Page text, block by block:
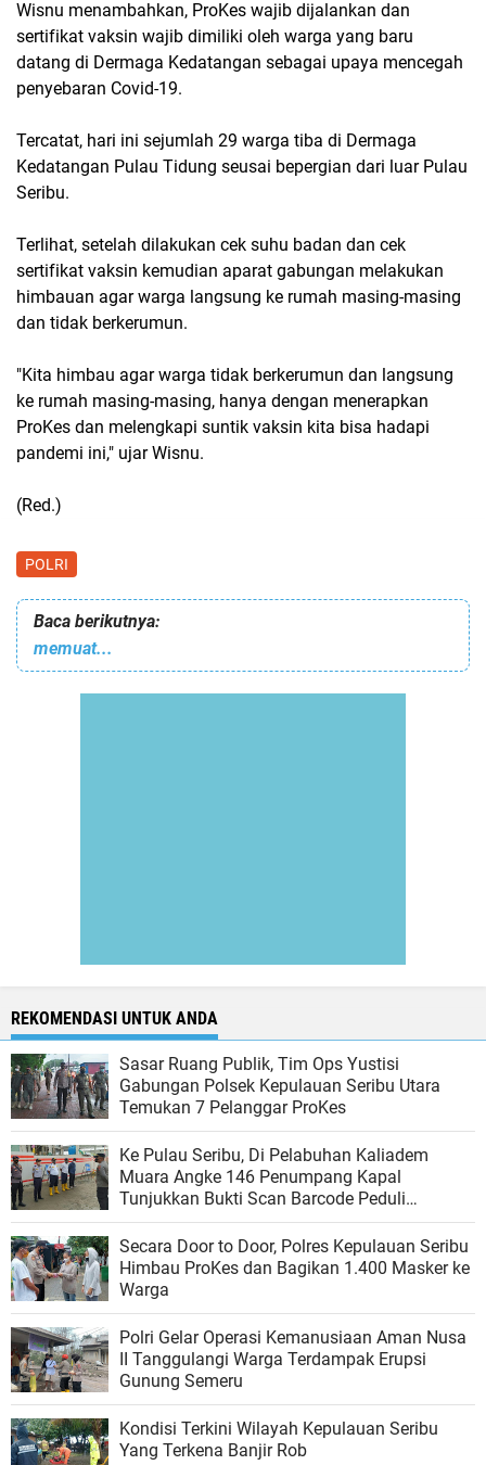
Wisnu menambahkan, ProKes wajib dijalankan dan
sertifikat vaksin wajib dimiliki oleh warga yang baru
datang di Dermaga Kedatangan sebagai upaya mencegah
penyebaran Covid-19.
Tercatat, hari ini sejumlah 29 warga tiba di Dermaga
Kedatangan Pulau Tidung seusai bepergian dari luar Pulau
Seribu.
Terlihat, setelah dilakukan cek suhu badan dan cek
sertifikat vaksin kemudian aparat gabungan melakukan
himbauan agar warga langsung ke rumah masing-masing
dan tidak berkerumun.
"Kita himbau agar warga tidak berkerumun dan langsung
ke rumah masing-masing, hanya dengan menerapkan
ProKes dan melengkapi suntik vaksin kita bisa hadapi
pandemi ini," ujar Wisnu.
(Red.)
POLRI
Baca berikutnya:
memuat...
REKOMENDASI UNTUK ANDA
Sasar Ruang Publik, Tim Ops Yustisi
Gabungan Polsek Kepulauan Seribu Utara
Temukan 7 Pelanggar ProKes
Ke Pulau Seribu, Di Pelabuhan Kaliadem
Muara Angke 146 Penumpang Kapal
Tunjukkan Bukti Scan Barcode Peduli
Lindungi
Secara Door to Door, Polres Kepulauan Seribu
Himbau ProKes dan Bagikan 1.400 Masker ke
Warga
Polri Gelar Operasi Kemanusiaan Aman Nusa
II Tanggulangi Warga Terdampak Erupsi
Gunung Semeru
Kondisi Terkini Wilayah Kepulauan Seribu
Yang Terkena Banjir Rob